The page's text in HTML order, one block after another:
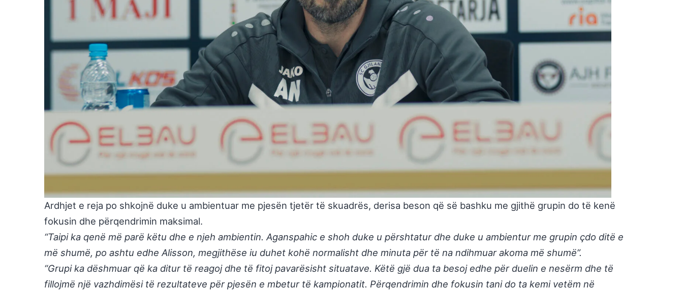
Ardhjet e reja po shkojnë duke u ambientuar me pjesën tjetër të skuadrës, derisa beson që së bashku me gjithë grupin do të kenë
fokusin dhe përqendrimin maksimal.
“Taipi ka qenë më parë këtu dhe e njeh ambientin. Aganspahic e shoh duke u përshtatur dhe duke u ambientur me grupin çdo ditë e
më shumë, po ashtu edhe Alisson, megjithëse iu duhet kohë normalisht dhe minuta për të na ndihmuar akoma më shumë”.
“Grupi ka dëshmuar që ka ditur të reagoj dhe të fitoj pavarësisht situatave. Këtë gjë dua ta besoj edhe për duelin e nesërm dhe të
fillojmë një vazhdimësi të rezultateve për pjesën e mbetur të kampionatit. Përqendrimin dhe fokusin tani do ta kemi vetëm në